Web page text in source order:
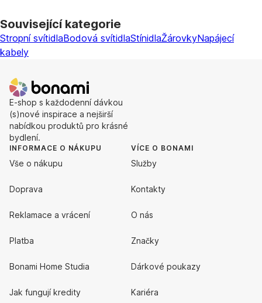
Související kategorie
Stropní svítidlaBodová svítidlaStínidlaŽárovkyNapájecí
kabely
E-shop s každodenní dávkou
(s)nové inspirace a nejširší
nabídkou produktů pro krásné
bydlení.
INFORMACE O NÁKUPU
Vše o nákupu
Doprava
Reklamace a vrácení
Platba
Bonami Home Studia
Jak fungují kredity
VÍCE O BONAMI
Služby
Kontakty
O nás
Značky
Dárkové poukazy
Kariéra